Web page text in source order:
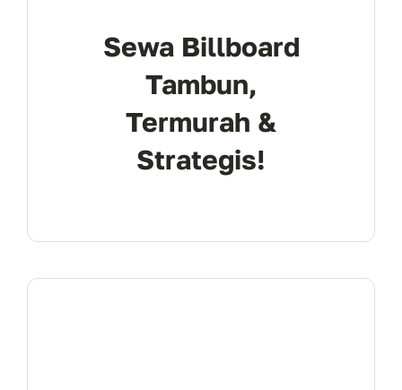
Sewa Billboard
Tambun,
Termurah &
Strategis!